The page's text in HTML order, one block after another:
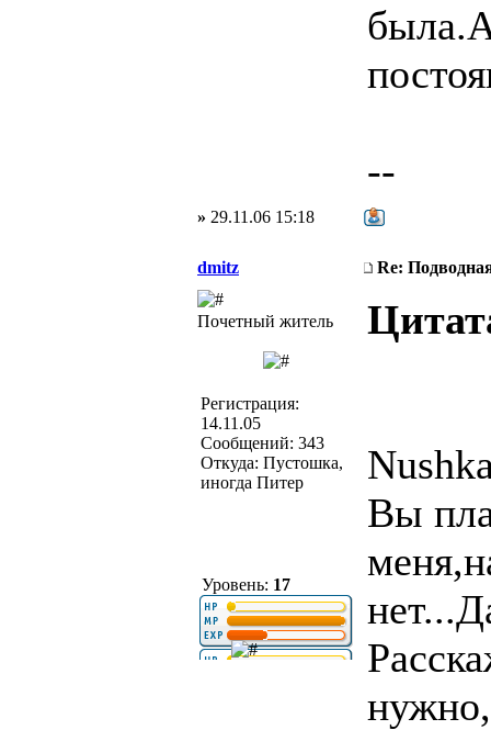
--
» 29.11.06 15:18
dmitz Re:
Почетный житель
Регистрация:
14.11.05
Сообщений: 343
Откуда: Пустошка,
иногда Питер
Уровень: 17
Вы